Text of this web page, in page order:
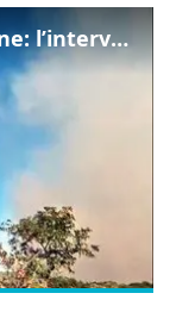
Incendio tra Duino e Monfalcone: l’intervento dei vigili del fuoco